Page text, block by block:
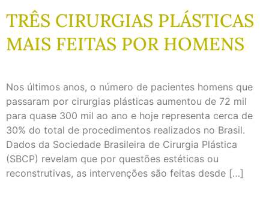
TRÊS CIRURGIAS PLÁSTICAS
MAIS FEITAS POR HOMENS
Nos últimos anos, o número de pacientes homens que
passaram por cirurgias plásticas aumentou de 72 mil
para quase 300 mil ao ano e hoje representa cerca de
30% do total de procedimentos realizados no Brasil.
Dados da Sociedade Brasileira de Cirurgia Plástica
(SBCP) revelam que por questões estéticas ou
reconstrutivas, as intervenções são feitas desde […]